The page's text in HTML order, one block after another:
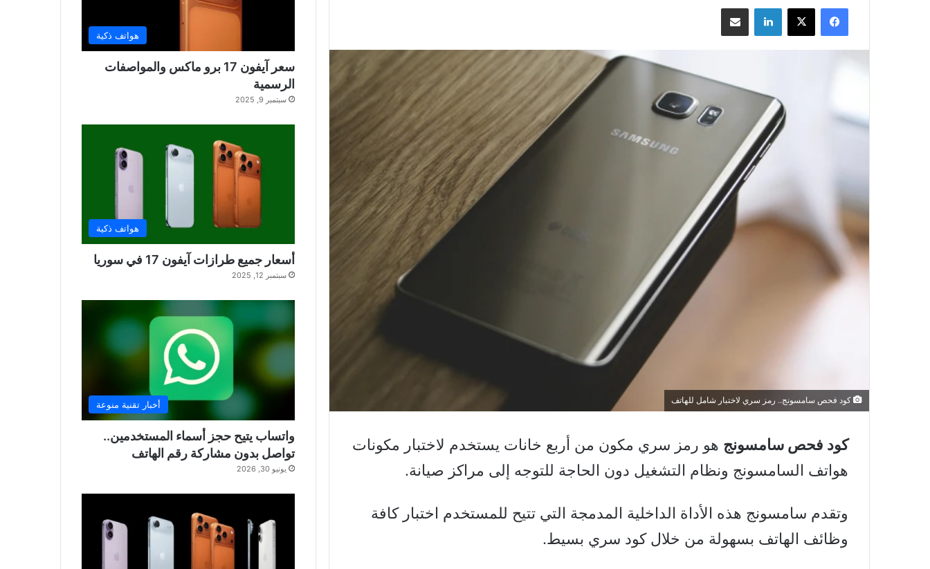
فيسبوك ‫X لينكدإن مشاركة بالبريد الإلكتروني
كود فحص سامسونج.. رمز سري لاختبار شامل للهاتف
كود فحص سامسونج هو رمز سري مكون من أربع خانات يستخدم لاختبار مكونات
هواتف السامسونج ونظام التشغيل دون الحاجة للتوجه إلى مراكز صيانة.
وتقدم سامسونج هذه الأداة الداخلية المدمجة التي تتيح للمستخدم اختبار كافة
وظائف الهاتف بسهولة من خلال كود سري بسيط.
هواتف ذكية
سعر آيفون 17 برو ماكس والمواصفات
الرسمية
سبتمبر 9, 2025
هواتف ذكية
أسعار جميع طرازات آيفون 17 في سوريا
سبتمبر 12, 2025
أخبار تقنية منوعة
واتساب يتيح حجز أسماء المستخدمين..
تواصل بدون مشاركة رقم الهاتف
يونيو 30, 2026